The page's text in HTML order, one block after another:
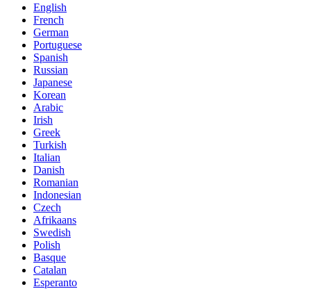
English
French
German
Portuguese
Spanish
Russian
Japanese
Korean
Arabic
Irish
Greek
Turkish
Italian
Danish
Romanian
Indonesian
Czech
Afrikaans
Swedish
Polish
Basque
Catalan
Esperanto